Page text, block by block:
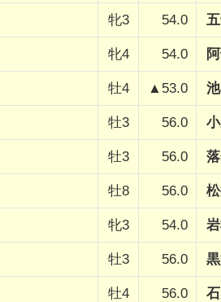
牝3 54.0
牝4 54.0
牡4 ▲53.0
牡3 56.0
牡3 56.0
牡8 56.0
牝3 54.0
牡3 56.0
牡4 56.0